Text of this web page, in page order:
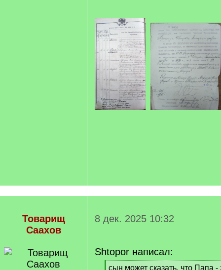
Товарищ
Саахов
8 дек. 2025 10:32
Shtopor написал:
[сын может сказать, что Папа -